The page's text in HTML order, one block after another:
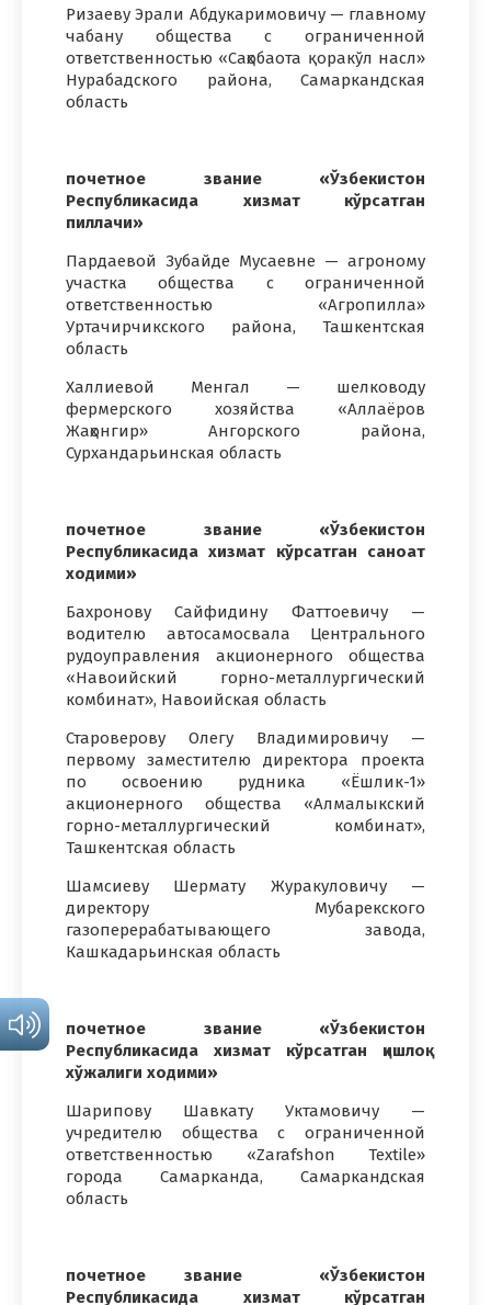
Ризаеву Эрали Абдукаримовичу — главному
чабану общества с ограниченной
ответственностью «Саҳобаота қоракўл насл»
Нурабадского района, Самаркандская
область
почетное звание «Ўзбекистон
Республикасида хизмат кўрсатган
пиллачи»
Пардаевой Зубайде Мусаевне — агроному
участка общества с ограниченной
ответственностью «Агропилла»
Уртачирчикского района, Ташкентская
область
Халлиевой Менгал — шелководу
фермерского хозяйства «Аллаёров
Жаҳонгир» Ангорского района,
Сурхандарьинская область
почетное звание «Ўзбекистон
Республикасида хизмат кўрсатган саноат
ходими»
Бахронову Сайфидину Фаттоевичу —
водителю автосамосвала Центрального
рудоуправления акционерного общества
«Навоийский горно-металлургический
комбинат», Навоийская область
Староверову Олегу Владимировичу —
первому заместителю директора проекта
по освоению рудника «Ёшлик-1»
акционерного общества «Алмалыкский
горно-металлургический комбинат»,
Ташкентская область
Шамсиеву Шермату Журакуловичу —
директору Мубарекского
газоперерабатывающего завода,
Кашкадарьинская область
почетное звание «Ўзбекистон
Республикасида хизмат кўрсатган қишлоқ
хўжалиги ходими»
Шарипову Шавкату Уктамовичу —
учредителю общества с ограниченной
ответственностью «Zarafshon Textile»
города Самарканда, Самаркандская
область
почетное звание «Ўзбекистон
Республикасида хизмат кўрсатган